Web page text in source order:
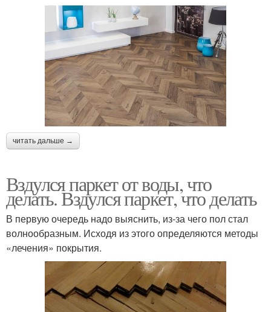
читать дальше →
Вздулся паркет от воды, что
делать. Вздулся паркет, что делать
В первую очередь надо выяснить, из-за чего пол стал
волнообразным. Исходя из этого определяются методы
«лечения» покрытия.